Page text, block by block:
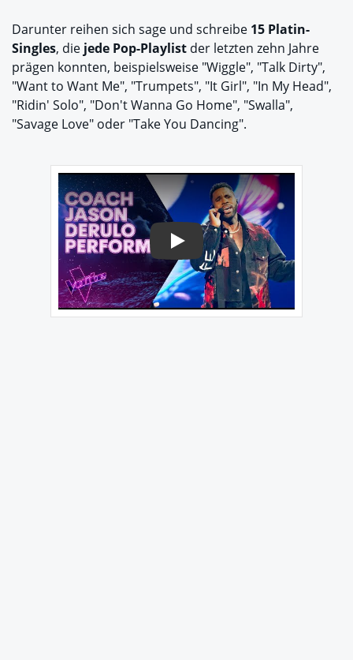
Darunter reihen sich sage und schreibe 15 Platin-
Singles, die jede Pop-Playlist der letzten zehn Jahre
prägen konnten, beispielsweise "Wiggle", "Talk Dirty",
"Want to Want Me", "Trumpets", "It Girl", "In My Head",
"Ridin' Solo", "Don't Wanna Go Home", "Swalla",
"Savage Love" oder "Take You Dancing".
Play